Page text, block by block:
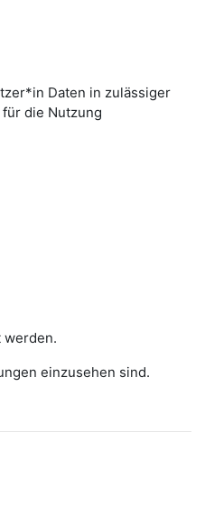
Daten in zulässiger
die Nutzung
werden.
einzusehen sind.